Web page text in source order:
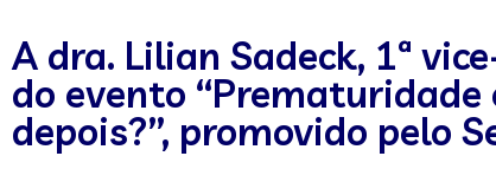
A dra. Lilian Sadeck, 1ª
do evento “Prematuridade
depois?”, promovido pelo